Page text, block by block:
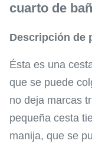
cuarto de
Descripción de
Ésta es una
que se puede
no deja marcas
pequeña cesta
manija, que se